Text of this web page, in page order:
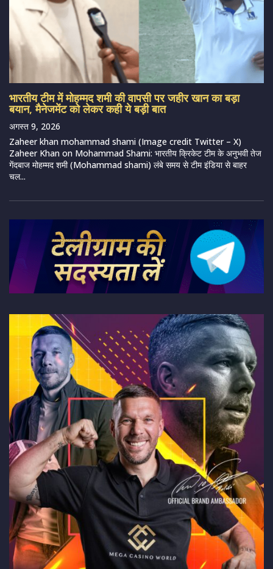
भारतीय टीम में मोहम्मद शमी की वापसी पर जहीर खान का बड़ा
बयान, मैनेजमेंट को लेकर कही ये बड़ी बात
अगस्त 9, 2026
Zaheer khan mohammad shami (Image credit Twitter – X)
Zaheer Khan on Mohammad Shami: भारतीय क्रिकेट टीम के अनुभवी तेज
गेंदबाज मोहम्मद शमी (Mohammad shami) लंबे समय से टीम इंडिया से बाहर
चल...